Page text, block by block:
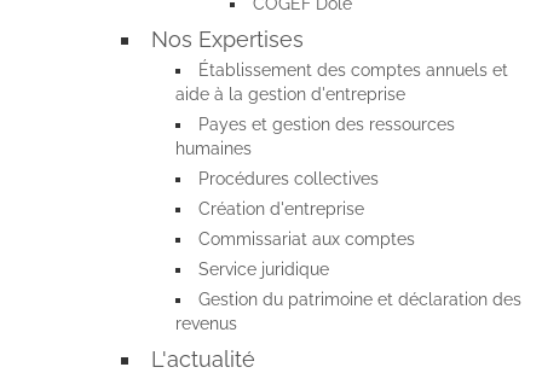
Nos Expertises
Établissement des comptes annuels et
aide à la gestion d'entreprise
Payes et gestion des ressources
humaines
Procédures collectives
Création d'entreprise
Commissariat aux comptes
Service juridique
Gestion du patrimoine et déclaration des
revenus
L'actualité